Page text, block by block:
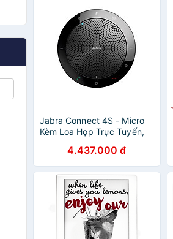
Jabra Connect 4S - Micro
Kèm Loa Họp Trực Tuyến,
Nhóm 4 Người, Đàm Thoại
15 Giờ, Trợ Lý Ảo Thông
Minh - Hàng Chính Hãng
4.437.000 đ